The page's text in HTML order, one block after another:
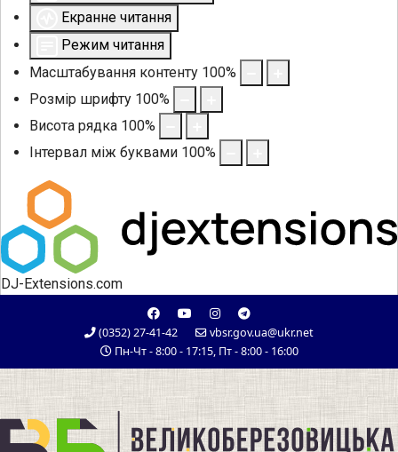
Екранне читання
Режим читання
Масштабування контенту 100%
Розмір шрифту 100%
Висота рядка 100%
Інтервал між буквами 100%
DJ-Extensions.com
(0352) 27-41-42
vbsr.gov.ua@ukr.net
Пн-Чт - 8:00 - 17:15, Пт - 8:00 - 16:00